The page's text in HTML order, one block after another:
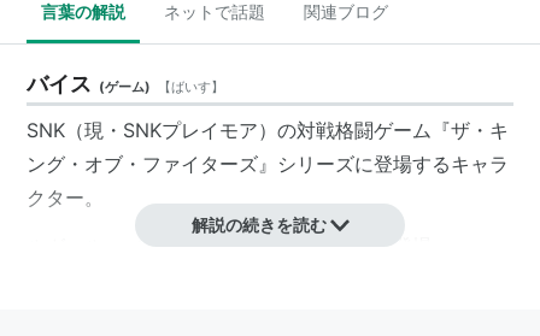
言葉の解説 ネットで話題 関連ブログ
バイス (ゲーム) 【ばいす】
SNK （現・ SNKプレイモア）の対戦格闘ゲーム『ザ・キ
ング・オブ・ファイターズ』シリーズに登場するキャラ
クター。
ルガール・バーンシュタインの秘書として登場。
解説の続きを読む